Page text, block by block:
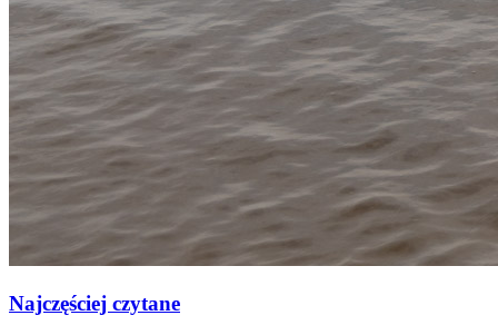
Najczęściej czytane